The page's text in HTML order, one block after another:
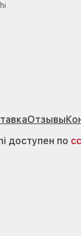
Отзывы
доступен по